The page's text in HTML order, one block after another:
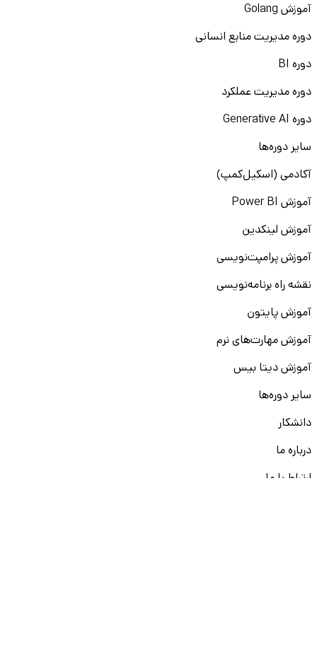
آموزش Golang
دوره مدیریت منابع انسانی
دوره BI
دوره مدیریت عملکرد
دوره Generative AI
سایر دوره‌ها
آکادمی (اسکیل‌کمپ)
آموزش Power BI
آموزش لینکدین
آموزش پرامپت‌نویسی
نقشه راه برنامه‌نویسی
آموزش پایتون
آموزش مهارت‌های نرم
آموزش دیتا بیس
سایر دوره‌ها
دانشکار
درباره ما
ارتباط با ما